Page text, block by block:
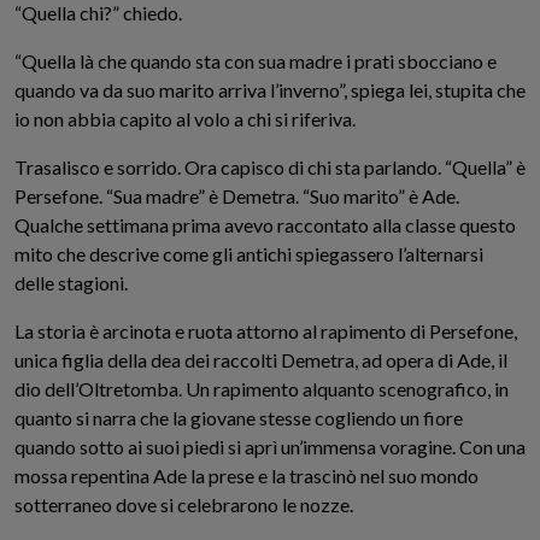
“Quella chi?” chiedo.
“Quella là che quando sta con sua madre i prati sbocciano e
quando va da suo marito arriva l’inverno”, spiega lei, stupita che
io non abbia capito al volo a chi si riferiva.
Trasalisco e sorrido. Ora capisco di chi sta parlando. “Quella” è
Persefone. “Sua madre” è Demetra. “Suo marito” è Ade.
Qualche settimana prima avevo raccontato alla classe questo
mito che descrive come gli antichi spiegassero l’alternarsi
delle stagioni.
La storia è arcinota e ruota attorno al rapimento di Persefone,
unica figlia della dea dei raccolti Demetra, ad opera di Ade, il
dio dell’Oltretomba. Un rapimento alquanto scenografico, in
quanto si narra che la giovane stesse cogliendo un fiore
quando sotto ai suoi piedi si aprì un’immensa voragine. Con una
mossa repentina Ade la prese e la trascinò nel suo mondo
sotterraneo dove si celebrarono le nozze.